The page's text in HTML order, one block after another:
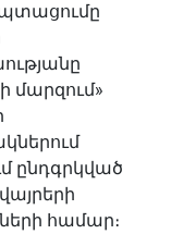
մարզում»
ընդգրկված
համար։